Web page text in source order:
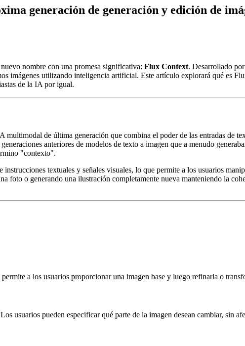
generación de generación y edición de
nombre con una promesa significativa: Flux Context. Desarrollado
imágenes utilizando inteligencia artificial. Este artículo explorará qué es
de la IA por igual.
de última generación que combina el poder de las entradas de
anteriores de modelos de texto a imagen que a menudo
"contexto".
textuales y señales visuales, lo que permite a los usuarios
foto o generando una ilustración completamente nueva manteniendo la
a los usuarios proporcionar una imagen base y luego refinarla o
usuarios pueden especificar qué parte de la imagen desean cambiar, sin